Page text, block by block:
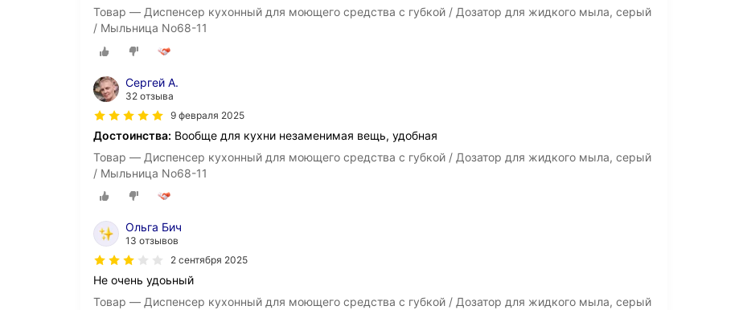
Товар — Диспенсер кухонный для моющего средства с губкой / Дозатор для жидкого мыла, серый
/ Мыльница No68-11
Сергей А.
32 отзыва
9 февраля 2025
Достоинства: Вообще для кухни незаменимая вещь, удобная
Товар — Диспенсер кухонный для моющего средства с губкой / Дозатор для жидкого мыла, серый
/ Мыльница No68-11
Ольга Бич
13 отзывов
2 сентября 2025
Не очень удоьный
Товар — Диспенсер кухонный для моющего средства с губкой / Дозатор для жидкого мыла, серый